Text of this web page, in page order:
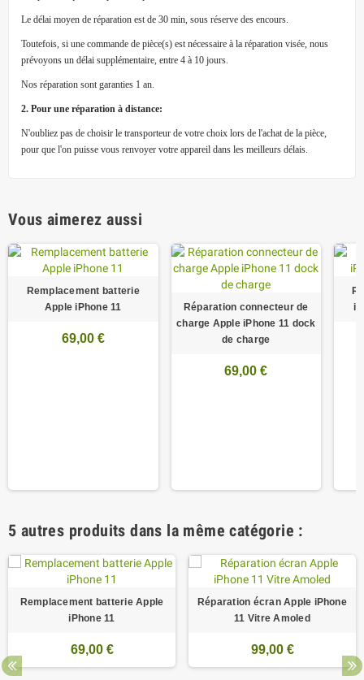
Le délai moyen de réparation est de 30 min, sous réserve des encours.
Toutefois, si une commande de pièce(s) est nécessaire à la réparation visée, nous
prévoyons un délai supplémentaire, entre 4 à 10 jours.
Nos réparation sont garanties 1 an.
2. Pour une réparation à distance:
N'oubliez pas de choisir le transporteur de votre choix lors de l'achat de la pièce,
pour que l'on puisse vous renvoyer votre appareil dans les meilleurs délais.
Vous aimerez aussi
Remplacement batterie
Apple iPhone 11
69,00 €
Réparation connecteur de
charge Apple iPhone 11 dock
de charge
69,00 €
5 autres produits dans la même catégorie :
Remplacement batterie Apple
iPhone 11
69,00 €
Réparation écran Apple iPhone
11 Vitre Amoled
99,00 €